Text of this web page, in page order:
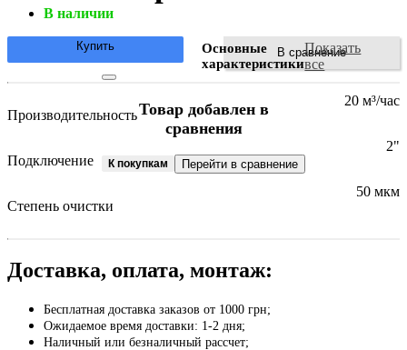
В наличии
В сравнение
Купить
Основные
характеристики
Показать
все
Производительность
20 м³/час
Подключение
2"
Степень очистки
50 мкм
Доставка, оплата, монтаж:
Бесплатная доставка заказов от 1000 грн;
Ожидаемое время доставки: 1-2 дня;
Наличный или безналичный рассчет;
Товар добавлен в
сравнения
К покупкам Перейти в сравнение